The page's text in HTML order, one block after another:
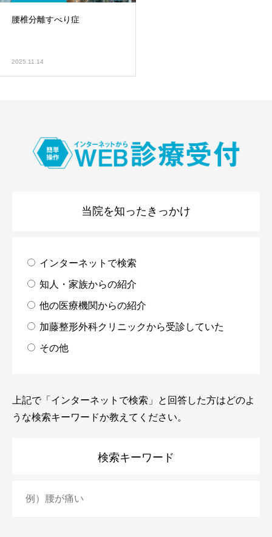
腰椎分離すべり症
2025.11.14
当院を知ったきっかけ
インターネットで検索
知人・家族からの紹介
他の医療機関からの紹介
加藤整形外科クリニックから受診していた
その他
上記で「インターネットで検索」と回答した方はどのよ
うな検索キーワードか教えてください。
検索キーワード